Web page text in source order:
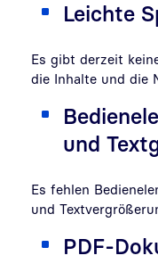
Leichte
Es gibt derzeit
die Inhalte und die
und
Es fehlen
und
PDF-